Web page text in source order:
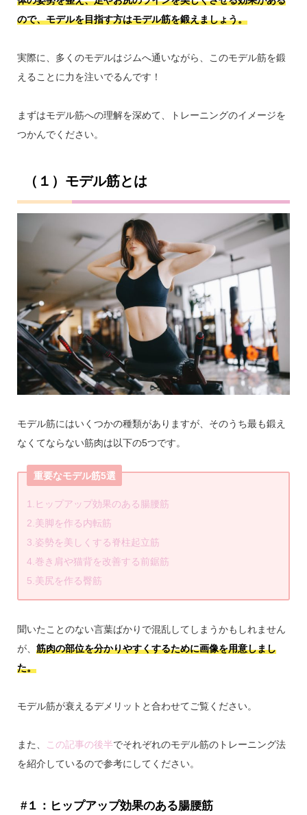
ので、モデルを目指す方はモデル筋を鍛えましょう。
実際に、多くのモデルはジムへ通いながら、このモデル筋を鍛
えることに力を注いでるんです！
まずはモデル筋への理解を深めて、トレーニングのイメージを
つかんでください。
（１）モデル筋とは
モデル筋にはいくつかの種類がありますが、そのうち最も鍛え
なくてならない筋肉は以下の5つです。
重要なモデル筋5選
1.ヒップアップ効果のある腸腰筋
2.美脚を作る内転筋
3.姿勢を美しくする脊柱起立筋
4.巻き肩や猫背を改善する前鋸筋
5.美尻を作る臀筋
聞いたことのない言葉ばかりで混乱してしまうかもしれません
が、 筋肉の部位を分かりやすくするために画像を用意しまし
た。
モデル筋が衰えるデメリットと合わせてご覧ください。
また、 この記事の後半でそれぞれのモデル筋のトレーニング法
を紹介しているので参考にしてください。
#１：ヒップアップ効果のある腸腰筋